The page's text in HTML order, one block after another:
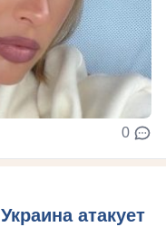
0
атакует